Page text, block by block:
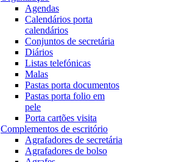
Agendas
Calendários porta
calendários
Conjuntos de secretária
Diários
Listas telefónicas
Malas
Pastas porta documentos
Pastas porta folio em
pele
Porta cartões visita
Complementos de escritório
Agrafadores de secretária
Agrafadores de bolso